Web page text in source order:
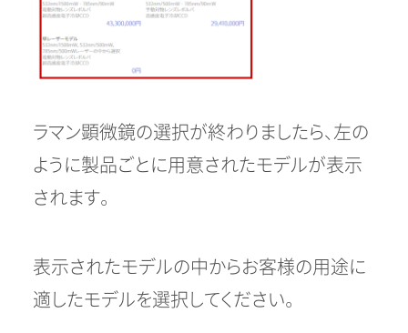
ラマン顕微鏡の選択が終わりましたら、左の
ように製品ごとに用意されたモデルが表示
されます。
表示されたモデルの中からお客様の用途に
適したモデルを選択してください。